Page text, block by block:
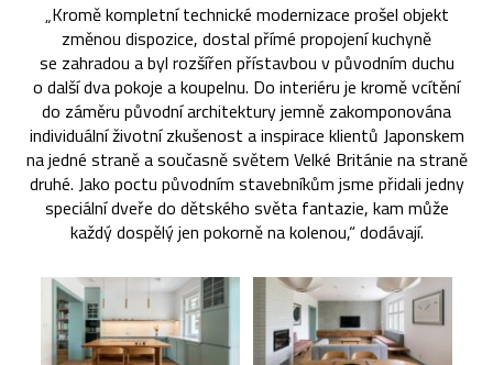
„Kromě kompletní technické modernizace prošel objekt
změnou dispozice, dostal přímé propojení kuchyně
se zahradou a byl rozšířen přístavbou v původním duchu
o další dva pokoje a koupelnu. Do interiéru je kromě vcítění
do záměru původní architektury jemně zakomponována
individuální životní zkušenost a inspirace klientů Japonskem
na jedné straně a současně světem Velké Británie na straně
druhé. Jako poctu původním stavebníkům jsme přidali jedny
speciální dveře do dětského světa fantazie, kam může
každý dospělý jen pokorně na kolenou,“ dodávají.